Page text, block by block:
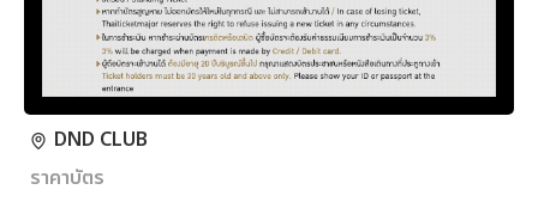
DND CLUB
ราคาบัตร